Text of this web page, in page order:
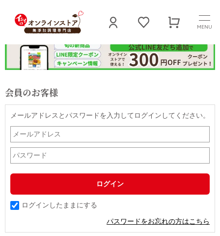
MENU
会員のお客様
メールアドレスとパスワードを入力してログインしてください。
ログインしたままにする
パスワードをお忘れの方はこちら